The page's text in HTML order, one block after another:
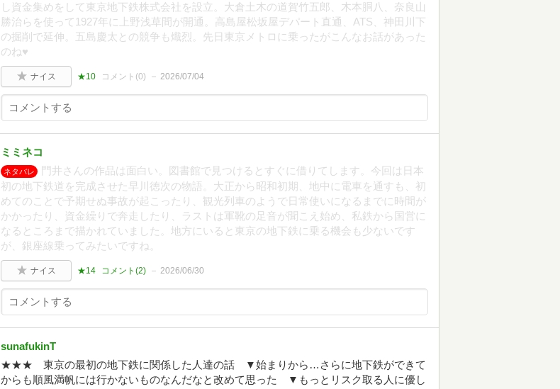
し資金集めをして東京地下鉄株式会社を設立。大倉土木の道賀竹五郎、木本胴八、奈良山
勝治らを使って1927年に上野浅草間が開通。高島屋松坂屋デパート直通、ATS、神田川下
の掘削で延伸。五島慶太との競争も熾烈。先日東京メトロに乗ったがこんなお話があった
のね♥
ナイス ★10 コメント(0) 2026/07/04
ミミネコ
ネタバレ
門井さんの作品は面白い。図書館で見つけるとすぐに借りてします。今回は日本
初の地下鉄道を完成させた早川徳次の物語。大正から昭和初期、地中に電車を通すも、初
めてのことで予期せぬ事故が起こったり、観光列車のようで日常使いになるまでに時間が
かかったり、資金繰りで奔走したり、ラストは軍靴の足音が聞こえ始め、私鉄から国営に
なるところまで描かれていました。地方にいると東京の地下鉄に乗る機会も少ないです
が、銀座線乗ってみたいですね。
ナイス ★14 コメント(2) 2026/06/30
sunafukinT
★★★ 東京の最初の地下鉄に関係した人達の話 ▼始まりから…さらに地下鉄ができて
からも順風満帆には行かないものなんだなと改めて思った ▼もっとリスク取る人に優し